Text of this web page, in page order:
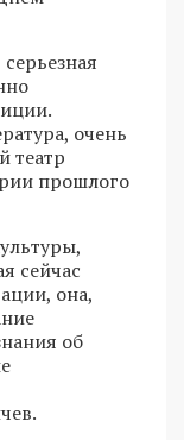
очень
театр
прошлого
сейчас
она,
об